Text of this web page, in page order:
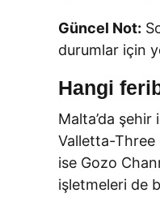
Güncel Not:
durumlar için
Hangi
Malta’da şehir
Valletta-Three
ise Gozo
işletmeleri de